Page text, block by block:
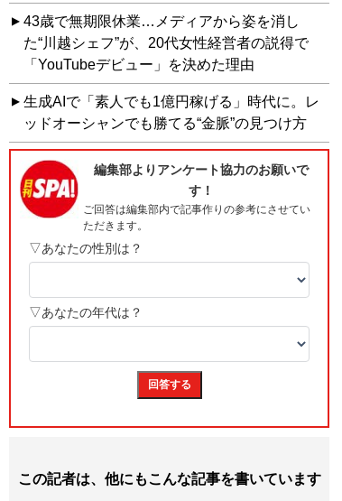
43歳で無期限休業…メディアから姿を消し
た“川越シェフ”が、20代女性経営者の説得で
「YouTubeデビュー」を決めた理由
生成AIで「素人でも1億円稼げる」時代に。レ
ッドオーシャンでも勝てる“金脈”の見つけ方
この記者は、他にもこんな記事を書いています